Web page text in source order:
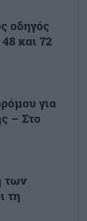
οδηγός
και 72
για
– Στο
των
τη